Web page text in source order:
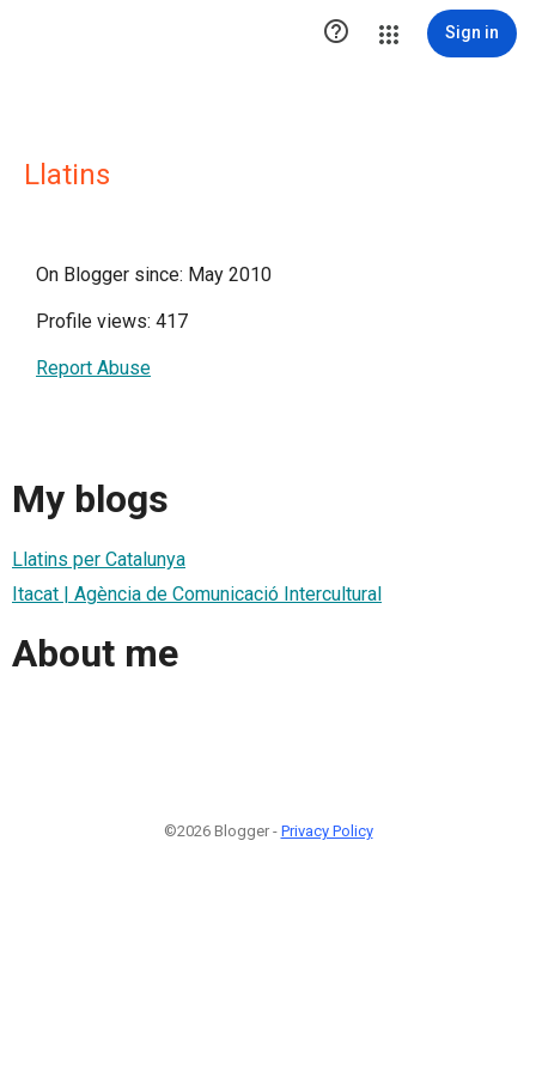
 Sign in
Llatins
On Blogger since: May 2010
Profile views: 417
Report Abuse
My blogs
Llatins per Catalunya
Itacat | Agència de Comunicació Intercultural
About me
©2026 Blogger - Privacy Policy